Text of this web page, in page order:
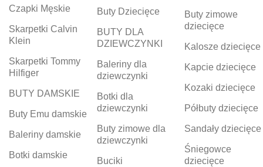
Czapki Męskie
Skarpetki Calvin
Klein
Skarpetki Tommy
Hilfiger
BUTY DAMSKIE
Buty Emu damskie
Baleriny damskie
Botki damskie
Buty Dziecięce
BUTY DLA
DZIEWCZYNKI
Baleriny dla
dziewczynki
Botki dla
dziewczynki
Buty zimowe dla
dziewczynki
Buciki
Buty zimowe
dziecięce
Kalosze dziecięce
Kapcie dziecięce
Kozaki dziecięce
Półbuty dziecięce
Sandały dziecięce
Śniegowce
dziecięce